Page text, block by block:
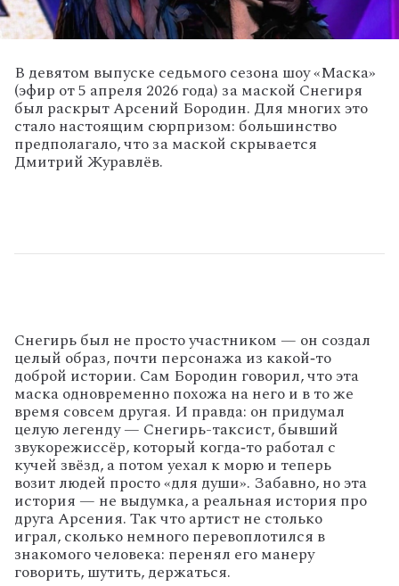
В девятом выпуске седьмогосезонашоу«Маска»
(эфир от5 апреля 2026года) замаской Снегиря
был раскрытАрсений Бородин. Для многих это
стало настоящим сюрпризом: большинство
предполагало, что за маской скрывается
Дмитрий Журавлёв.
Снегирь был не просто участником — он создал
целый образ, почти персонажа из какой‑то
доброй истории. Сам Бородин говорил, что эта
маска одновременно похожа на него и в то же
время совсем другая. И правда: он придумал
целую легенду — Снегирь-таксист, бывший
звукорежиссёр, который когда‑то работал с
кучей звёзд, а потом уехал к морю и теперь
возит людей просто «для души». Забавно, но эта
история — не выдумка, а реальная история про
друга Арсения. Так что артист не столько
играл, сколько немного перевоплотился в
знакомого человека: перенял его манеру
говорить, шутить, держаться.